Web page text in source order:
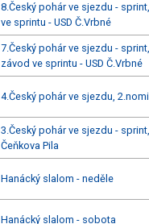
8.Český pohár ve sjezdu -
ve sprintu - USD Č.Vrbné
7.Český pohár ve sjezdu -
závod ve sprintu - USD Č.Vrbné
4.Český pohár ve sjezdu,
3.Český pohár ve sjezdu -
Čeňkova Pila
Hanácký slalom - neděle
Hanácký slalom - sobota